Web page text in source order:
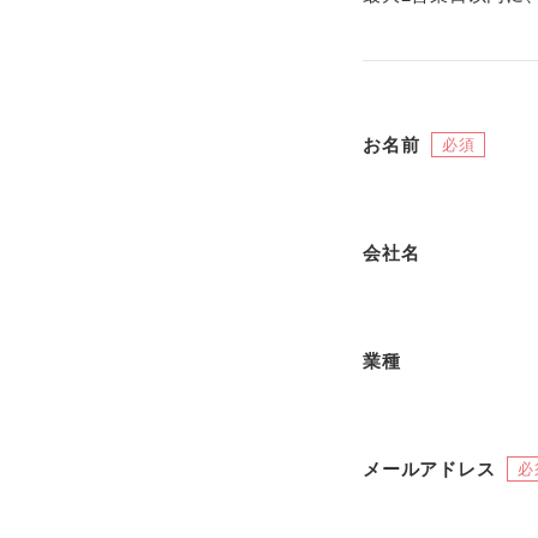
お名前 必須
会社名
業種
メールアドレス 必